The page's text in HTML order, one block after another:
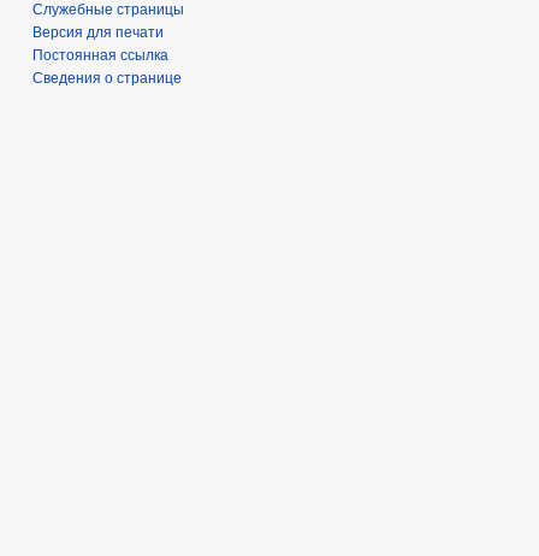
Служебные страницы
Версия для печати
Постоянная ссылка
Сведения о странице